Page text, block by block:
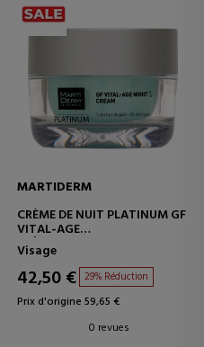
MARTIDERM
CRÈME DE NUIT PLATINUM GF
VITAL-AGE
CRÈME ANTI-RIDES - ANTI-
ÂGE
Visage
42,50 € 29% Réduction
Prix d'origine 59,65 €
0 revues